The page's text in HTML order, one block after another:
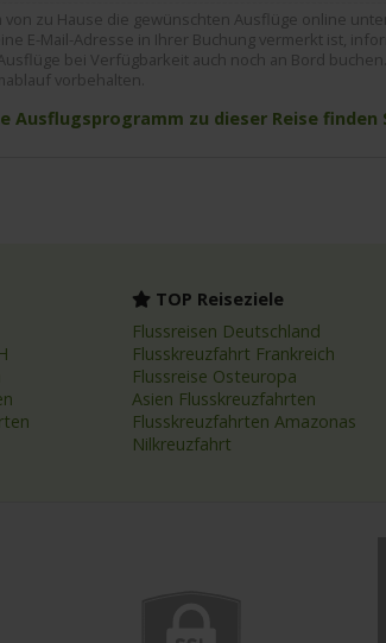
zu Hause die gewünschten Ausflüge online
E-Mail-Adresse in Ihrer Buchung vermerkt ist,
bei Verfügbarkeit auch noch an Bord buchen.
vorbehalten.
Ausflugsprogramm zu dieser Reise finden
TOP Reiseziele
Flussreisen Deutschland
Flusskreuzfahrt Frankreich
Flussreise Osteuropa
Asien Flusskreuzfahrten
Flusskreuzfahrten Amazonas
Nilkreuzfahrt